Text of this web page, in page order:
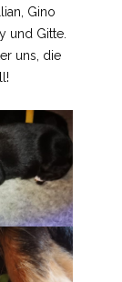
Gino
und Gitte.
uns, die